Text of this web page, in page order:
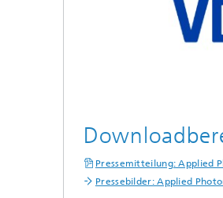
Pressemitteilung: Applied
Pressebilder: Applied